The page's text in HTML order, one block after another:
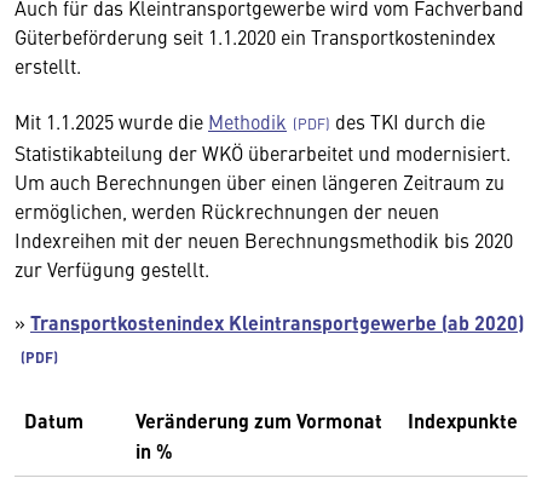
Auch für das Kleintransportgewerbe wird vom Fachverband
Güterbeförderung seit 1.1.2020 ein Transportkostenindex
erstellt.
Mit 1.1.2025 wurde die Methodik
des TKI durch die
Statistikabteilung der WKÖ überarbeitet und modernisiert.
Um auch Berechnungen über einen längeren Zeitraum zu
ermöglichen, werden Rückrechnungen der neuen
Indexreihen mit der neuen Berechnungsmethodik bis 2020
zur Verfügung gestellt.
» Transportkostenindex Kleintransportgewerbe (ab 2020)
Datum
Veränderung zum Vormonat
in %
Indexpunkte